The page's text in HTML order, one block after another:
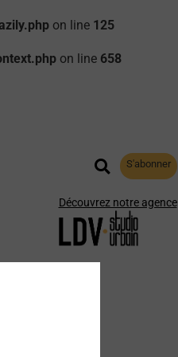
on line 125
on line 658
S'abonner
Découvrez notre agence